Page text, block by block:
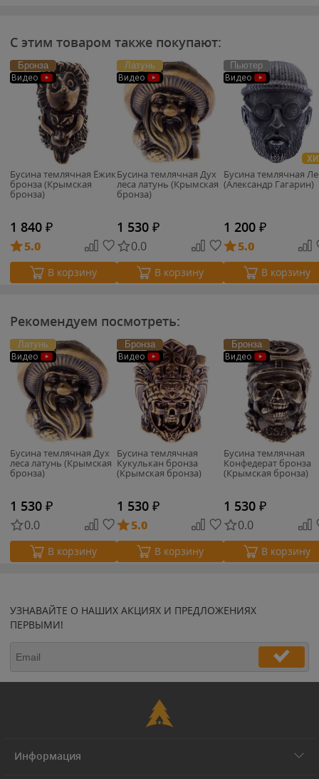
С этим товаром также покупают:
Бронза
Видео
Бусина темлячная Ёжик
бронза (Крымская
бронза)
1 840 ₽
5.0
В корзину
Латунь
Видео
Бусина темлячная Дух
леса латунь (Крымская
бронза)
1 530 ₽
0.0
В корзину
Пьютер
Видео
Бусина темлячная
(Александр Гагарин)
1 200 ₽
5.0
В корзину
Рекомендуем посмотреть:
Латунь
Видео
Бусина темлячная Дух
леса латунь (Крымская
бронза)
1 530 ₽
0.0
В корзину
Бронза
Видео
Бусина темлячная
Кукулькан бронза
(Крымская бронза)
1 530 ₽
5.0
В корзину
Бронза
Видео
Бусина темлячная
Конфедерат бронза
(Крымская бронза)
1 530 ₽
0.0
В корзину
УЗНАВАЙТЕ О НАШИХ АКЦИЯХ И ПРЕДЛОЖЕНИЯХ
ПЕРВЫМИ!
Информация